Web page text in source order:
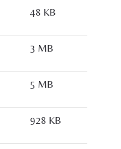
48 KB
3 MB
5 MB
928 KB